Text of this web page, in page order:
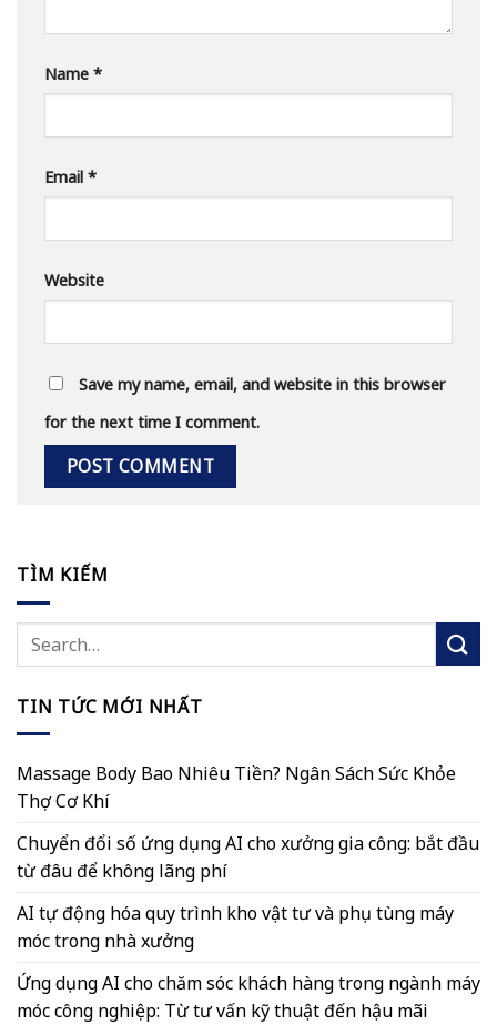
Name *
Email *
Website
Save my name, email, and website in this browser
for the next time I comment.
TÌM KIẾM
TIN TỨC MỚI NHẤT
Massage Body Bao Nhiêu Tiền? Ngân Sách Sức Khỏe
Thợ Cơ Khí
Chuyển đổi số ứng dụng AI cho xưởng gia công: bắt đầu
từ đâu để không lãng phí
AI tự động hóa quy trình kho vật tư và phụ tùng máy
móc trong nhà xưởng
Ứng dụng AI cho chăm sóc khách hàng trong ngành máy
móc công nghiệp: Từ tư vấn kỹ thuật đến hậu mãi